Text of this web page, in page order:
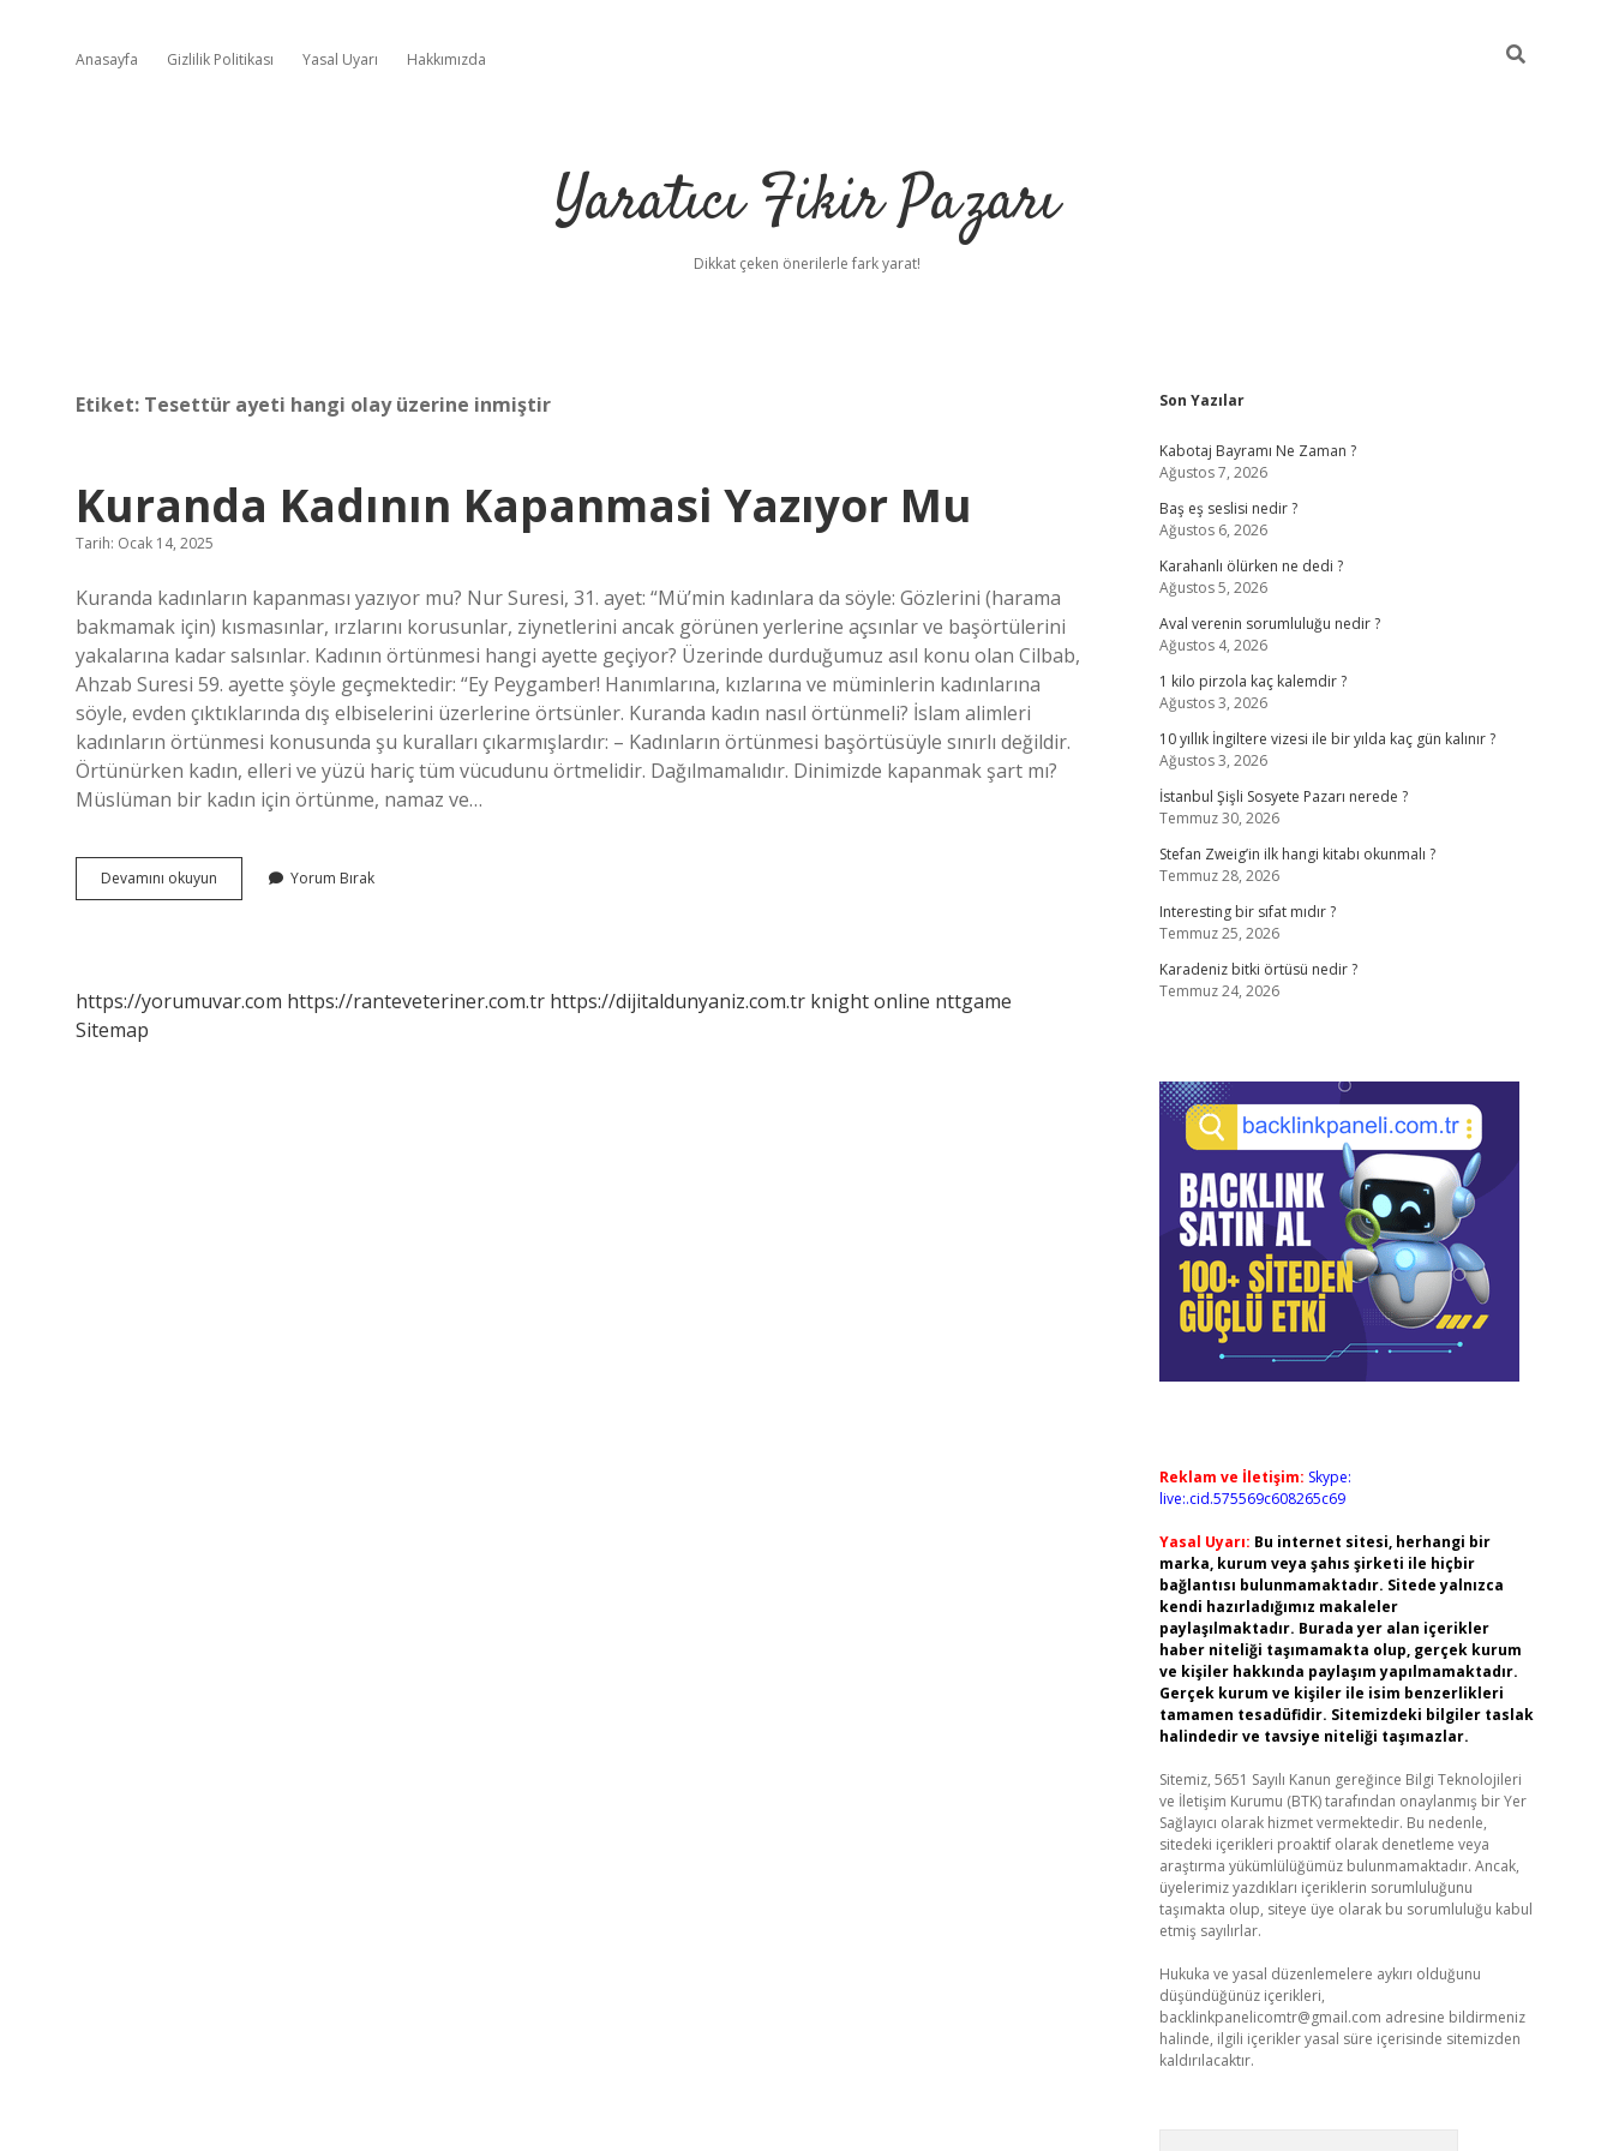
Anasayfa Gizlilik Politikası Yasal Uyarı Hakkımızda
Yaratıcı Fikir Pazarı
Dikkat çeken önerilerle fark yarat!
Etiket: Tesettür ayeti hangi olay üzerine inmiştir
Kuranda Kadının Kapanmasi Yazıyor Mu
Tarih: Ocak 14, 2025
Kuranda kadınların kapanması yazıyor mu? Nur Suresi, 31. ayet: “Mü’min kadınlara da söyle: Gözlerini (harama
bakmamak için) kısmasınlar, ırzlarını korusunlar, ziynetlerini ancak görünen yerlerine açsınlar ve başörtülerini
yakalarına kadar salsınlar. Kadının örtünmesi hangi ayette geçiyor? Üzerinde durduğumuz asıl konu olan Cilbab,
Ahzab Suresi 59. ayette şöyle geçmektedir: “Ey Peygamber! Hanımlarına, kızlarına ve müminlerin kadınlarına
söyle, evden çıktıklarında dış elbiselerini üzerlerine örtsünler. Kuranda kadın nasıl örtünmeli? İslam alimleri
kadınların örtünmesi konusunda şu kuralları çıkarmışlardır: – Kadınların örtünmesi başörtüsüyle sınırlı değildir.
Örtünürken kadın, elleri ve yüzü hariç tüm vücudunu örtmelidir. Dağılmamalıdır. Dinimizde kapanmak şart mı?
Müslüman bir kadın için örtünme, namaz ve…
Devamını okuyun Kuranda
Kadının
Yorum Bırak
https://yorumuvar.com https://ranteveteriner.com.tr https://dijitaldunyaniz.com.tr knight online nttgame
Sitemap
Sidebar
Son Yazılar
Kabotaj Bayramı Ne Zaman ?
Ağustos 7, 2026
Baş eş seslisi nedir ?
Ağustos 6, 2026
Karahanlı ölürken ne dedi ?
Ağustos 5, 2026
Aval verenin sorumluluğu nedir ?
Ağustos 4, 2026
1 kilo pirzola kaç kalemdir ?
Ağustos 3, 2026
10 yıllık İngiltere vizesi ile bir yılda kaç gün kalınır ?
Ağustos 3, 2026
İstanbul Şişli Sosyete Pazarı nerede ?
Temmuz 30, 2026
Stefan Zweig’in ilk hangi kitabı okunmalı ?
Temmuz 28, 2026
Interesting bir sıfat mıdır ?
Temmuz 25, 2026
Karadeniz bitki örtüsü nedir ?
Temmuz 24, 2026
Reklam ve İletişim: Skype:
live:.cid.575569c608265c69
Yasal Uyarı: Bu internet sitesi, herhangi bir
marka, kurum veya şahıs şirketi ile hiçbir
bağlantısı bulunmamaktadır. Sitede yalnızca
kendi hazırladığımız makaleler
paylaşılmaktadır. Burada yer alan içerikler
haber niteliği taşımamakta olup, gerçek kurum
ve kişiler hakkında paylaşım yapılmamaktadır.
Gerçek kurum ve kişiler ile isim benzerlikleri
tamamen tesadüfidir. Sitemizdeki bilgiler taslak
halindedir ve tavsiye niteliği taşımazlar.
Sitemiz, 5651 Sayılı Kanun gereğince Bilgi Teknolojileri
ve İletişim Kurumu (BTK) tarafından onaylanmış bir Yer
Sağlayıcı olarak hizmet vermektedir. Bu nedenle,
sitedeki içerikleri proaktif olarak denetleme veya
araştırma yükümlülüğümüz bulunmamaktadır. Ancak,
üyelerimiz yazdıkları içeriklerin sorumluluğunu
taşımakta olup, siteye üye olarak bu sorumluluğu kabul
etmiş sayılırlar.
Hukuka ve yasal düzenlemelere aykırı olduğunu
düşündüğünüz içerikleri,
backlinkpanelicomtr@gmail.com adresine bildirmeniz
halinde, ilgili içerikler yasal süre içerisinde sitemizden
kaldırılacaktır.